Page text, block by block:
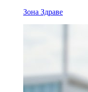
Зона Здраве